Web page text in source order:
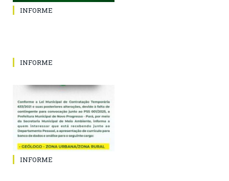
INFORME
INFORME
INFORME